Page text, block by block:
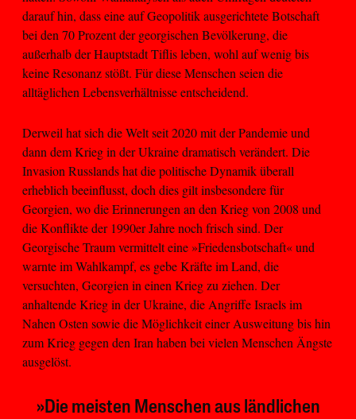
darauf hin, dass eine auf Geopolitik ausgerichtete Botschaft
bei den 70 Prozent der georgischen Bevölkerung, die
außerhalb der Hauptstadt Tiflis leben, wohl auf wenig bis
keine Resonanz stößt. Für diese Menschen seien die
alltäglichen Lebensverhältnisse entscheidend.
Derweil hat sich die Welt seit 2020 mit der Pandemie und
dann dem Krieg in der Ukraine dramatisch verändert. Die
Invasion Russlands hat die politische Dynamik überall
erheblich beeinflusst, doch dies gilt insbesondere für
Georgien, wo die Erinnerungen an den Krieg von 2008 und
die Konflikte der 1990er Jahre noch frisch sind. Der
Georgische Traum vermittelt eine »Friedensbotschaft« und
warnte im Wahlkampf, es gebe Kräfte im Land, die
versuchten, Georgien in einen Krieg zu ziehen. Der
anhaltende Krieg in der Ukraine, die Angriffe Israels im
Nahen Osten sowie die Möglichkeit einer Ausweitung bis hin
zum Krieg gegen den Iran haben bei vielen Menschen Ängste
ausgelöst.
»Die meisten Menschen aus ländlichen